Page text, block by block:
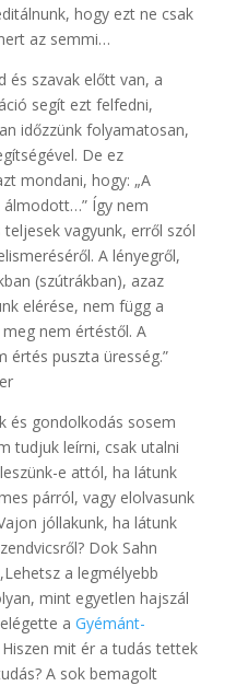
hogy ezt ne csak
az semmi…
és szavak előtt van, a
segít ezt felfedni,
időzzünk folyamatosan,
De ez
mondani, hogy: „A
Így nem
vagyunk, erről szól
A lényegről,
(szútrákban), azaz
elérése, nem függ a
nem értéstől. A
értés puszta üresség.”
és gondolkodás sosem
tudjuk leírni, csak utalni
e attól, ha látunk
párról, vagy elolvasunk
jóllakunk, ha látunk
Dok Sahn
a legmélyebb
mint egyetlen hajszál
a Gyémánt-
mit ér a tudás tettek
A sok bemagolt